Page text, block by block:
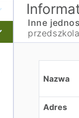
Inne
przedszkola
Szkoła
Nazwa
Adres